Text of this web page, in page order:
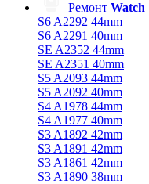
Ремонт Watch
S6 A2292 44mm
S6 A2291 40mm
SE A2352 44mm
SE A2351 40mm
S5 A2093 44mm
S5 A2092 40mm
S4 A1978 44mm
S4 A1977 40mm
S3 A1892 42mm
S3 A1891 42mm
S3 A1861 42mm
S3 A1890 38mm